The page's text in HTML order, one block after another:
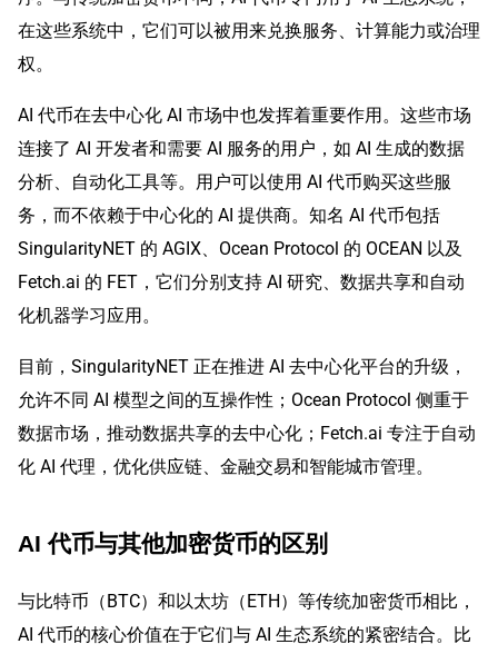
在这些系统中，它们可以被用来兑换服务、计算能力或治理
权。
AI 代币在去中心化 AI 市场中也发挥着重要作用。这些市场
连接了 AI 开发者和需要 AI 服务的用户，如 AI 生成的数据
分析、自动化工具等。用户可以使用 AI 代币购买这些服
务，而不依赖于中心化的 AI 提供商。知名 AI 代币包括
SingularityNET 的 AGIX、Ocean Protocol 的 OCEAN 以及
Fetch.ai 的 FET，它们分别支持 AI 研究、数据共享和自动
化机器学习应用。
目前，SingularityNET 正在推进 AI 去中心化平台的升级，
允许不同 AI 模型之间的互操作性；Ocean Protocol 侧重于
数据市场，推动数据共享的去中心化；Fetch.ai 专注于自动
化 AI 代理，优化供应链、金融交易和智能城市管理。
AI 代币与其他加密货币的区别
与比特币（BTC）和以太坊（ETH）等传统加密货币相比，
AI 代币的核心价值在于它们与 AI 生态系统的紧密结合。比